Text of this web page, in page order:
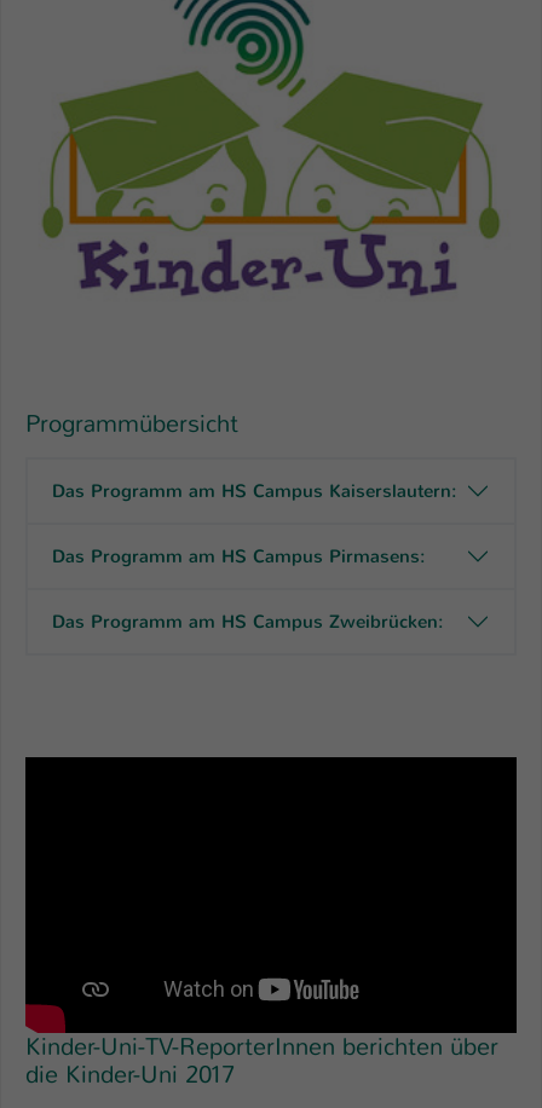
Programmübersicht
Das Programm am HS Campus Kaiserslautern:
Das Programm am HS Campus Pirmasens:
Das Programm am HS Campus Zweibrücken:
Kinder-Uni-TV-ReporterInnen berichten über
die Kinder-Uni 2017
Einstellungen. Unter anderem eine zufällig
generierte ID, für die historische
Speicherung Ihrer vorgenommen
Einstellungen, falls der Webseiten-
Betreiber dies eingestellt hat.
Name fe_typo_user / PHPSESSID
Anbieter TYPO3
Laufzeit 1 Woche
Zweck
kann der eingeloggte Benutzer
Zugang zu geschützten Bereichen
Anbieter